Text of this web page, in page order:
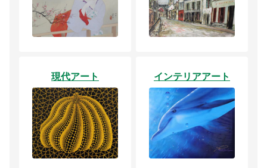
現代アート インテリアアート